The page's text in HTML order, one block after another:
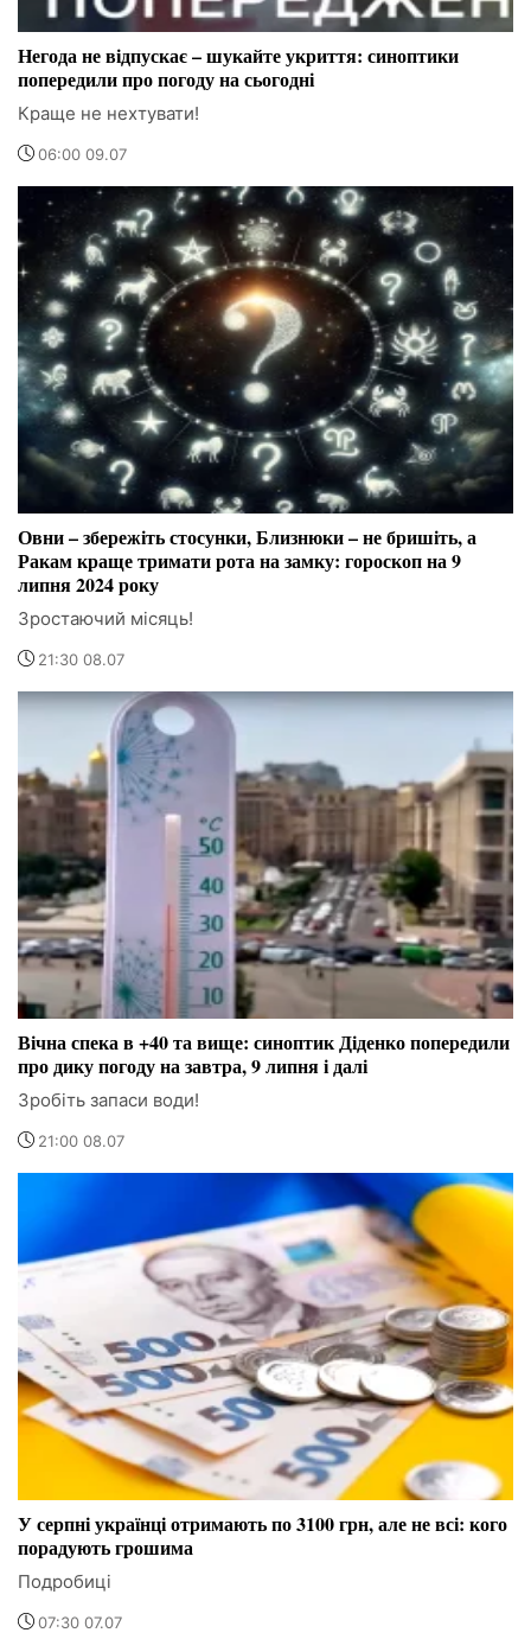
Негода не відпускає – шукайте укриття: синоптики
попередили про погоду на сьогодні
Краще не нехтувати!
06:00 09.07
Овни – збережіть стосунки, Близнюки – не бришіть, а
Ракам краще тримати рота на замку: гороскоп на 9
липня 2024 року
Зростаючий місяць!
21:30 08.07
Вічна спека в +40 та вище: синоптик Діденко попередили
про дику погоду на завтра, 9 липня і далі
Зробіть запаси води!
21:00 08.07
У серпні українці отримають по 3100 грн, але не всі: кого
порадують грошима
Подробиці
07:30 07.07